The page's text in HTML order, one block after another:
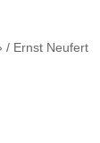
/ Ernst Neufert